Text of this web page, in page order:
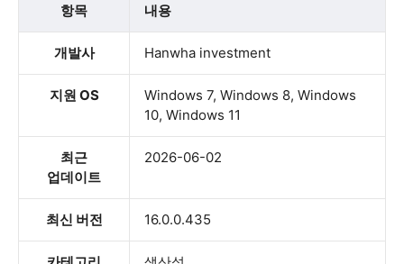
항목 내용
개발사 Hanwha investment
지원 OS
Windows 7, Windows 8, Windows
10, Windows 11
최근
업데이트
2026-06-02
최신 버전 16.0.0.435